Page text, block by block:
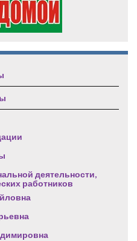
деятельности,
работников